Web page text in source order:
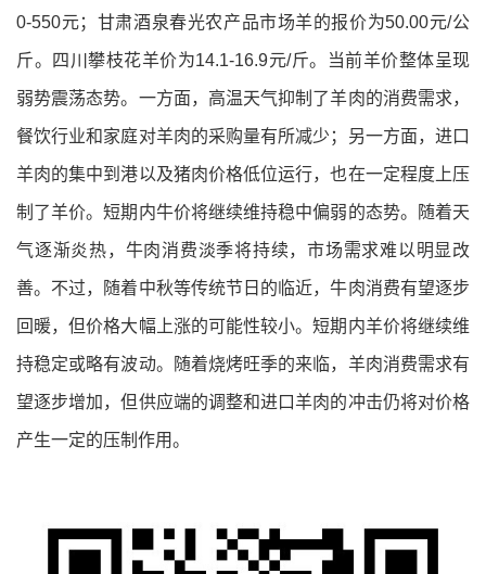
0-550元；甘肃酒泉春光农产品市场羊的报价为50.00元/公
斤。 四川攀枝花羊价为14.1-16.9元/斤。 当前羊价整体呈现
弱势震荡态势。一方面，高温天气抑制了羊肉的消费需求，
餐饮行业和家庭对羊肉的采购量有所减少；另一方面，进口
羊肉的集中到港以及猪肉价格低位运行，也在一定程度上压
制了羊价。短期内牛价将继续维持稳中偏弱的态势。随着天
气逐渐炎热，牛肉消费淡季将持续，市场需求难以明显改
善。不过，随着中秋等传统节日的临近，牛肉消费有望逐步
回暖，但价格大幅上涨的可能性较小。短期内羊价将继续维
持稳定或略有波动。随着烧烤旺季的来临，羊肉消费需求有
望逐步增加，但供应端的调整和进口羊肉的冲击仍将对价格
产生一定的压制作用。